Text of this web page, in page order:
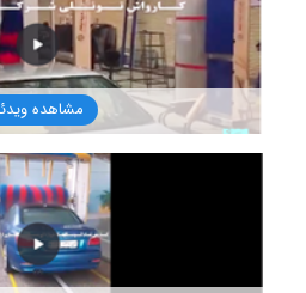
1401/8/16
مشاهده
1401/8/16